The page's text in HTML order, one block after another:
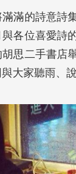
滿的詩意詩
與各位喜愛詩
思二手書店
大家聽雨、